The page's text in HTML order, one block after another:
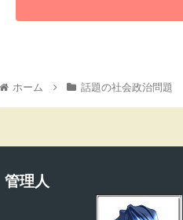
ホーム 話題の社会政治問題
管理人